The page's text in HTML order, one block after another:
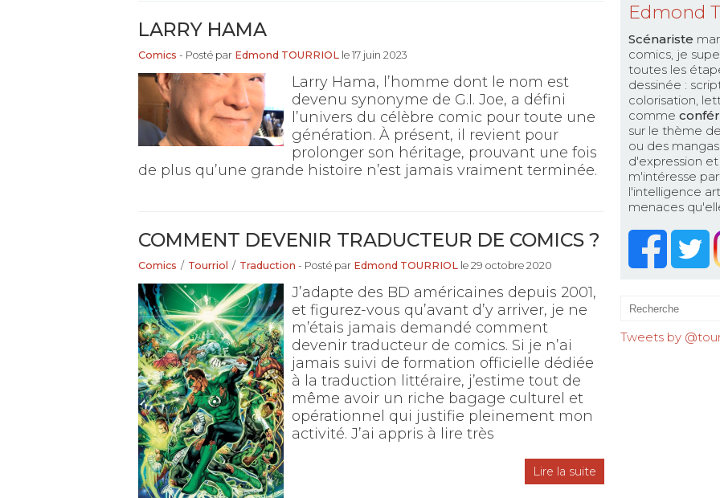
LARRY HAMA
Comics - Posté par Edmond TOURRIOL le 17 juin 2023
Larry Hama, l’homme dont le nom est
devenu synonyme de G.I. Joe, a défini
l’univers du célèbre comic pour toute une
génération. À présent, il revient pour
prolonger son héritage, prouvant une fois
de plus qu’une grande histoire n’est jamais vraiment terminée.
COMMENT DEVENIR TRADUCTEUR DE COMICS ?
Comics / Tourriol / Traduction - Posté par Edmond TOURRIOL le 29 octobre 2020
J’adapte des BD américaines depuis 2001,
et figurez-vous qu’avant d’y arriver, je ne
m’étais jamais demandé comment
devenir traducteur de comics. Si je n’ai
jamais suivi de formation officielle dédiée
à la traduction littéraire, j’estime tout de
même avoir un riche bagage culturel et
opérationnel qui justifie pleinement mon
activité. J’ai appris à lire très
Lire la suite
Edmond
Scénariste
comics, je
toutes les
dessinée :
colorisation,
comme
sur le thème
ou des
d'expression
m'intéresse
l'intelligence
menaces
Tweets by